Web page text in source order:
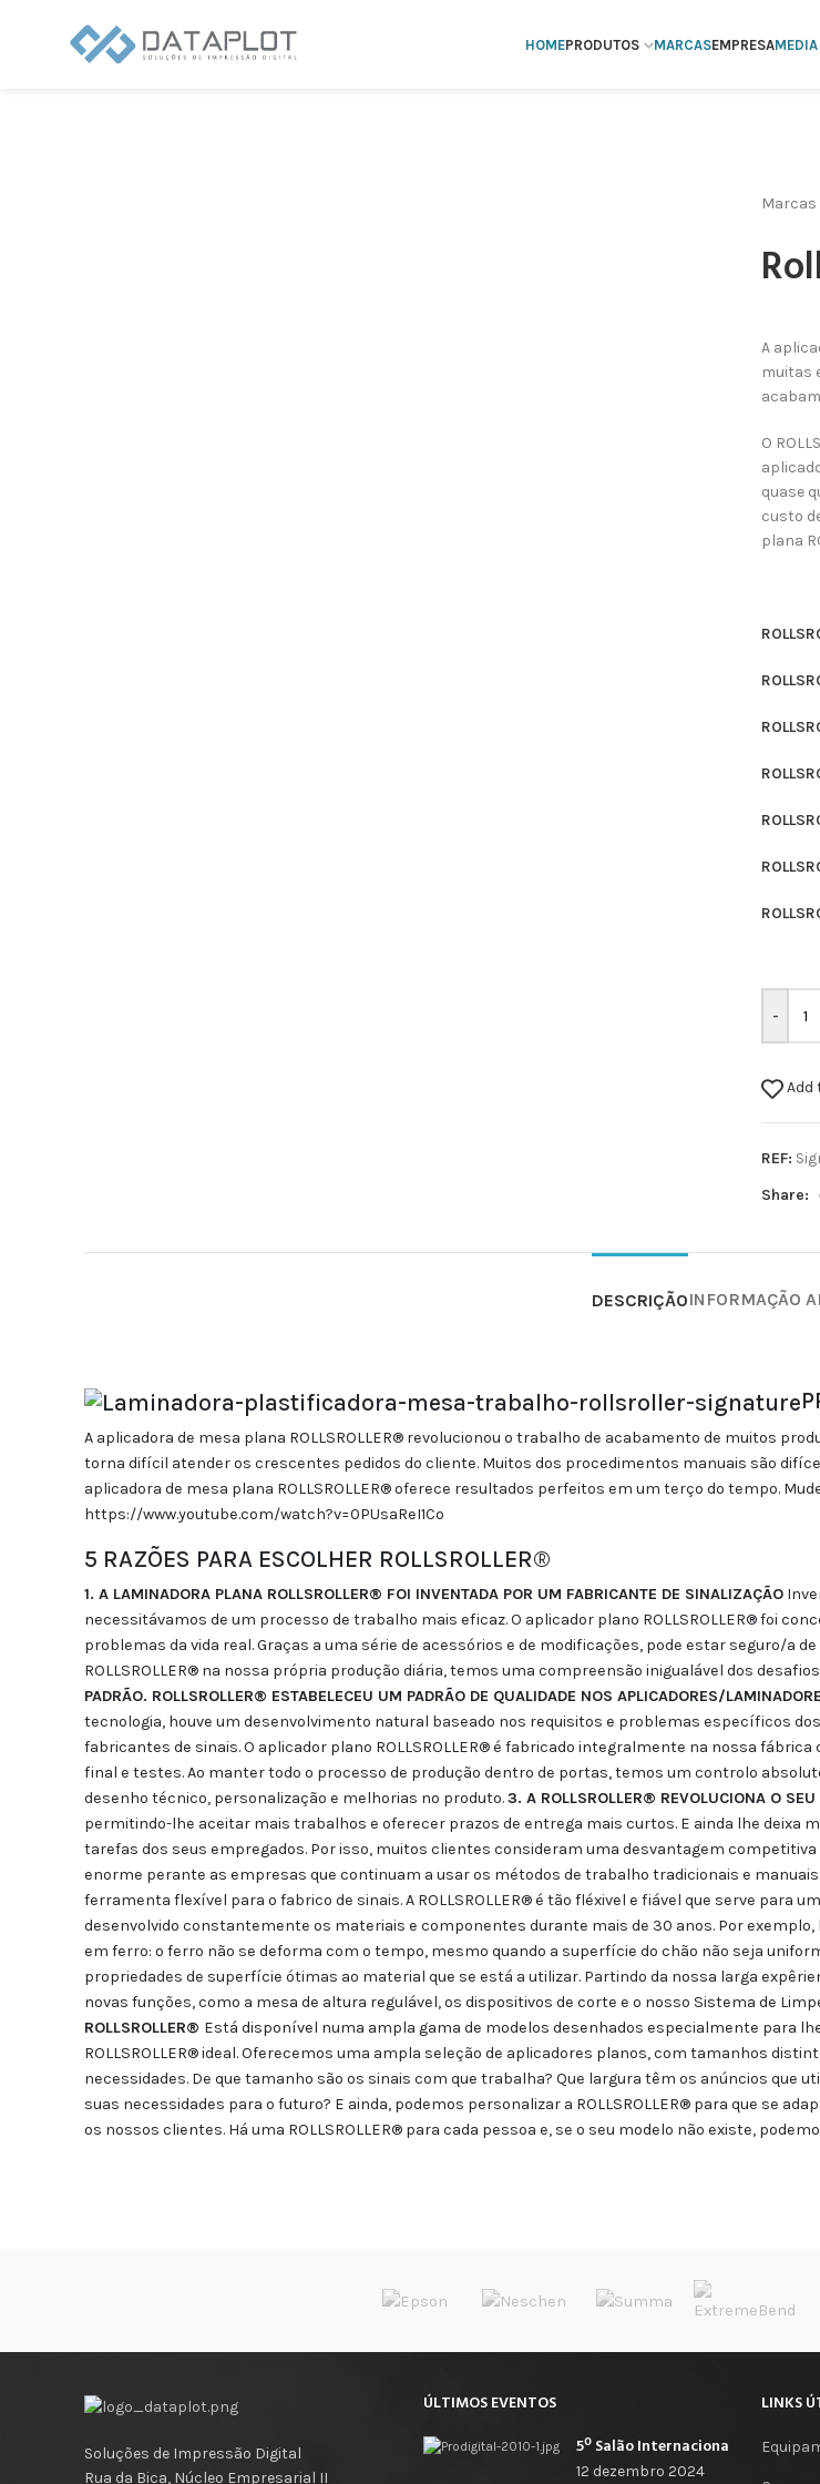
HOMEPRODUTOS MARCASEMPRESAMEDIA
Marcas
A
muitas
O
quase
custo
plana
Add
REF:
Share:
DESCRIÇÃOINFORMAÇÃO
A aplicadora de mesa plana ROLLSROLLER® revolucionou o trabalho de acabamento de muitos
torna difícil atender os crescentes pedidos do cliente. Muitos dos procedimentos manuais são
aplicadora de mesa plana ROLLSROLLER® oferece resultados perfeitos em um terço do tempo.
https://www.youtube.com/watch?v=0PUsaReI1Co
5 RAZÕES PARA ESCOLHER ROLLSROLLER®
1. A LAMINADORA PLANA ROLLSROLLER® FOI INVENTADA POR UM FABRICANTE DE SINALIZAÇÃO
necessitávamos de um processo de trabalho mais eficaz. O aplicador plano ROLLSROLLER® foi
problemas da vida real. Graças a uma série de acessórios e de modificações, pode estar seguro/a
ROLLSROLLER® na nossa própria produção diária, temos uma compreensão inigualável dos
PADRÃO. ROLLSROLLER® ESTABELECEU UM PADRÃO DE QUALIDADE NOS APLICADORES/
tecnologia, houve um desenvolvimento natural baseado nos requisitos e problemas específicos
fabricantes de sinais. O aplicador plano ROLLSROLLER® é fabricado integralmente na nossa
final e testes. Ao manter todo o processo de produção dentro de portas, temos um controlo
desenho técnico, personalização e melhorias no produto.3. A ROLLSROLLER® REVOLUCIONA O
permitindo-lhe aceitar mais trabalhos e oferecer prazos de entrega mais curtos. E ainda lhe deixa
tarefas dos seus empregados. Por isso, muitos clientes consideram uma desvantagem competitiva
enorme perante as empresas que continuam a usar os métodos de trabalho tradicionais e manuais.
ferramenta flexível para o fabrico de sinais. A ROLLSROLLER® é tão fléxivel e fiável que serve para
desenvolvido constantemente os materiais e componentes durante mais de 30 anos. Por
em ferro: o ferro não se deforma com o tempo, mesmo quando a superfície do chão não seja
propriedades de superfície ótimas ao material que se está a utilizar. Partindo da nossa larga
novas funções, como a mesa de altura regulável, os dispositivos de corte e o nosso Sistema de
ROLLSROLLER® Está disponível numa ampla gama de modelos desenhados especialmente para
ROLLSROLLER® ideal. Oferecemos uma ampla seleção de aplicadores planos, com tamanhos
necessidades. De que tamanho são os sinais com que trabalha? Que largura têm os anúncios que
suas necessidades para o futuro? E ainda, podemos personalizar a ROLLSROLLER® para que se
os nossos clientes. Há uma ROLLSROLLER® para cada pessoa e, se o seu modelo não existe,
Soluções de Impressão Digital
Rua da Bica, Núcleo Empresarial II
ÚLTIMOS EVENTOS
12 dezembro 2024
LINKS